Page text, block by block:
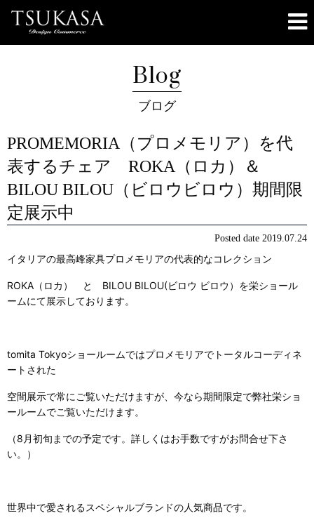
Blog
ブログ
PROMEMORIA（プロメモリア）を代
表するチェア ROKA（ロカ）＆
BILOU BILOU（ビロウビロウ）期間限
定展示中
Posted date 2019.07.24
イタリアの最高峰家具プロメモリアの代表的なコレクション
ROKA（ロカ） と BILOU BILOU(ビロウ ビロウ）を栄ショール
ームにて展示しております。
tomita Tokyoショールームではプロメモリアでトータルコーディネ
ートされた
空間展示で常にご覧いただけますが、今なら期間限定で弊社栄ショ
ールームでご覧いただけます。
（8月初旬までの予定です。詳しくはお手数ですがお問合せ下さ
い。）
世界中で愛されるスペシャルブランドの人気商品です。